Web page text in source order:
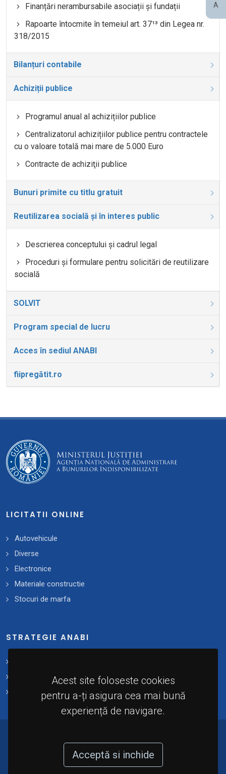
A
Acest site foloseste cookies
pentru a-ți asigura cea mai bună
experiență de navigare.
Acceptă si inchide
Finanțări nerambursabile asociații și fundații
Rapoarte întocmite în temeiul art. 37¹³ din Legea nr.
318/2015
Bilanțuri contabile
Achiziții publice
Programul anual al achizițiilor publice
Centralizatorul achizițiilor publice pentru contractele
cu o valoare totală mai mare de 5.000 Euro
Contracte de achiziţii publice
Bunuri primite cu titlu gratuit
Reutilizarea socială și în interes public
Descrierea conceptului și cadrul legal
Proceduri și formulare pentru solicitări de reutilizare
socială
SOLVIT
Program special de lucru
Acces în sediul ANABI
fiipregătit.ro
LICITATII ONLINE
Autovehicule
Diverse
Electronice
Materiale constructie
Stocuri de marfa
STRATEGIE ANABI
Plan 2021 - 2025
Implementare
Bunurilor Indisponibilizate (A.N.A.B.I). Toate
drepturile rezervate.